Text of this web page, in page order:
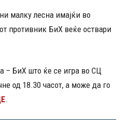
малку лесна имајќи во
противник БиХ веќе оствари
– БиХ што ќе се игра во СЦ
од 18.30 часот, а може да го
.